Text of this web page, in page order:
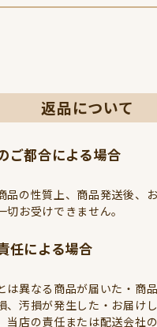
返品について
ご都合による場合
品の性質上、商品発送後、
切お受けできません。
任による場合
は異なる商品が届いた・商
、汚損が発生した・お届け
当店の責任または配送会社